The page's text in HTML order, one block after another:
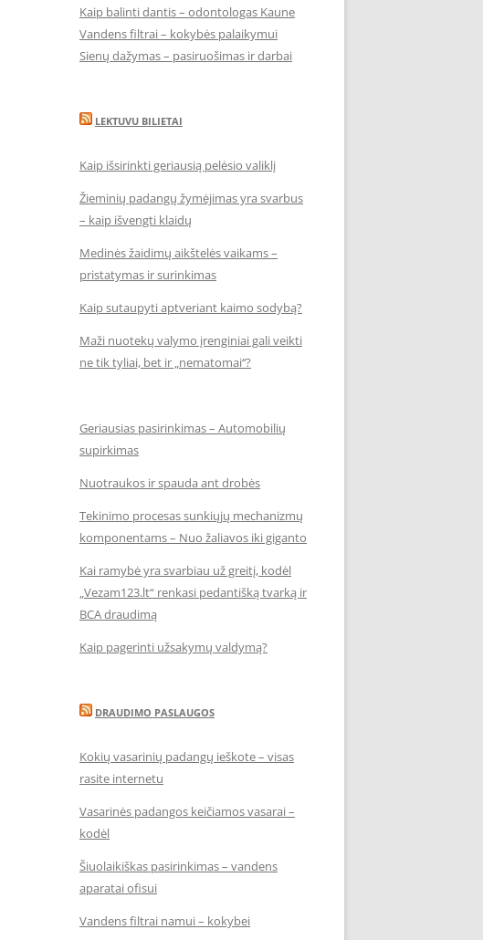
Kaip balinti dantis – odontologas Kaune
Vandens filtrai – kokybės palaikymui
Sienų dažymas – pasiruošimas ir darbai
LEKTUVU BILIETAI
Kaip išsirinkti geriausią pelėsio valiklį
Žieminių padangų žymėjimas yra svarbus
– kaip išvengti klaidų
Medinės žaidimų aikštelės vaikams –
pristatymas ir surinkimas
Kaip sutaupyti aptveriant kaimo sodybą?
Maži nuotekų valymo įrenginiai gali veikti
ne tik tyliai, bet ir „nematomai‘‘?
Geriausias pasirinkimas – Automobilių
supirkimas
Nuotraukos ir spauda ant drobės
Tekinimo procesas sunkiųjų mechanizmų
komponentams – Nuo žaliavos iki giganto
Kai ramybė yra svarbiau už greitį, kodėl
„Vezam123.lt“ renkasi pedantišką tvarką ir
BCA draudimą
Kaip pagerinti užsakymų valdymą?
DRAUDIMO PASLAUGOS
Kokių vasarinių padangų ieškote – visas
rasite internetu
Vasarinės padangos keičiamos vasarai –
kodėl
Šiuolaikiškas pasirinkimas – vandens
aparatai ofisui
Vandens filtrai namui – kokybei